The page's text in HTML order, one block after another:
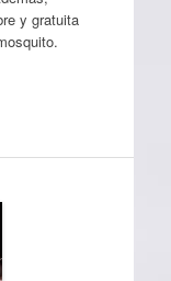
y gratuita